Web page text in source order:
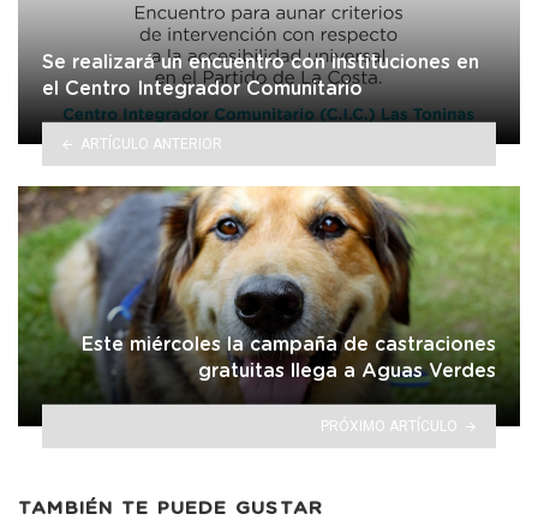
Se realizará un encuentro con instituciones en
el Centro Integrador Comunitario
ARTÍCULO ANTERIOR
Este miércoles la campaña de castraciones
gratuitas llega a Aguas Verdes
PRÓXIMO ARTÍCULO
TAMBIÉN TE PUEDE GUSTAR